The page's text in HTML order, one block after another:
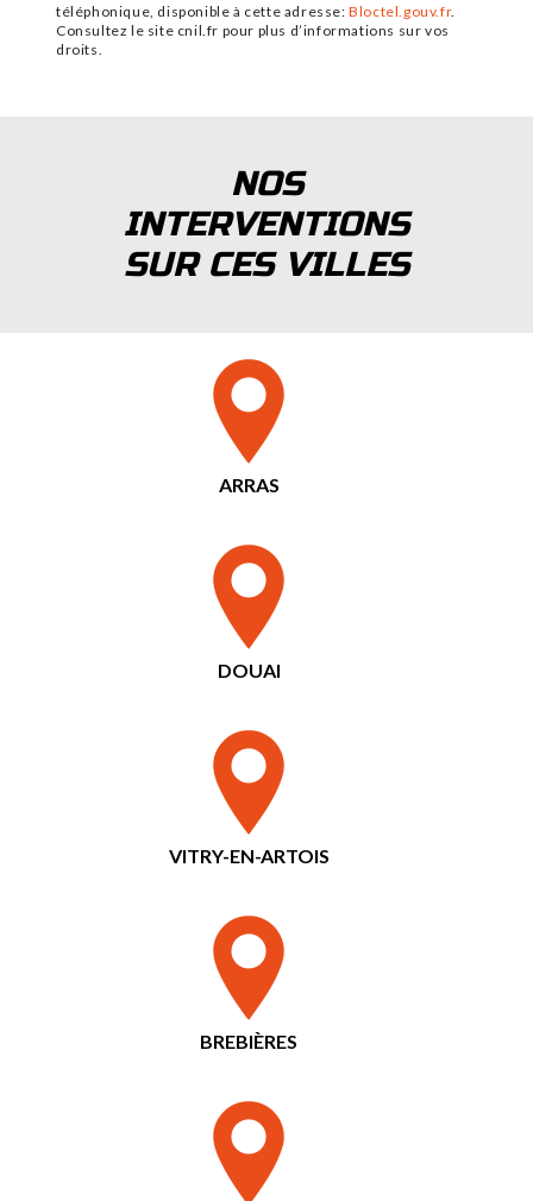
téléphonique, disponible à cette adresse:Bloctel.gouv.fr.
Consultez le site cnil.fr pour plus d’informations sur vos
droits.
NOS
INTERVENTIONS
SUR CES VILLES
ARRAS
DOUAI
VITRY-EN-ARTOIS
BREBIÈRES